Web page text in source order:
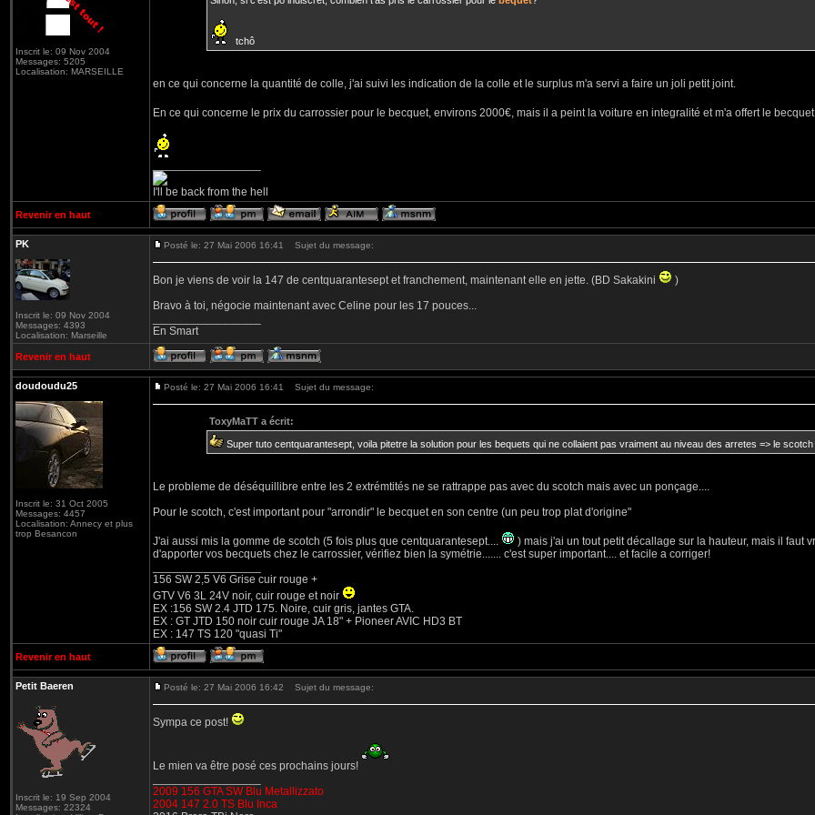
Inscrit le: 09 Nov 2004
Messages: 5205
Localisation: MARSEILLE
tchô
en ce qui concerne la quantité de colle, j'ai suivi les indication de la colle et le surplus m'a servi a faire un joli petit joint.
En ce qui concerne le prix du carrossier pour le becquet, environs 2000€, mais il a peint la voiture en integralité et m'a offert le
I'll be back from the hell
Revenir en haut
PK
Inscrit le: 09 Nov 2004
Messages: 4393
Localisation: Marseille
Posté le: 27 Mai 2006 16:41 Sujet du message:
Bon je viens de voir la 147 de centquarantesept et franchement, maintenant elle en jette. (BD Sakakini
)
Bravo à toi, négocie maintenant avec Celine pour les 17 pouces...
En Smart
Revenir en haut
doudoudu25
Inscrit le: 31 Oct 2005
Messages: 4457
Localisation: Annecy et plus
trop Besancon
Posté le: 27 Mai 2006 16:41 Sujet du message:
ToxyMaTT a écrit:
Super tuto centquarantesept, voila pitetre la solution pour les bequets qui ne collaient pas vraiment au niveau des arretes => le scotch
Le probleme de déséquillibre entre les 2 extrémtités ne se rattrappe pas avec du scotch mais avec un ponçage....
Pour le scotch, c'est important pour "arrondir" le becquet en son centre (un peu trop plat d'origine"
J'ai aussi mis la gomme de scotch (5 fois plus que centquarantesept....
) mais j'ai un tout petit décallage sur la hauteur, mais il faut
d'apporter vos becquets chez le carrossier, vérifiez bien la symétrie....... c'est super important.... et facile a corriger!
156 SW 2,5 V6 Grise cuir rouge +
GTV V6 3L 24V noir, cuir rouge et noir
EX :156 SW 2.4 JTD 175. Noire, cuir gris, jantes GTA.
EX : GT JTD 150 noir cuir rouge JA 18" + Pioneer AVIC HD3 BT
EX : 147 TS 120 "quasi Ti"
Revenir en haut
Petit Baeren
Inscrit le: 19 Sep 2004
Messages: 22324
Posté le: 27 Mai 2006 16:42 Sujet du message:
Sympa ce post!
Le mien va être posé ces prochains jours!
2009 156 GTA SW Blu Metallizzato
2004 147 2.0 TS Blu Inca